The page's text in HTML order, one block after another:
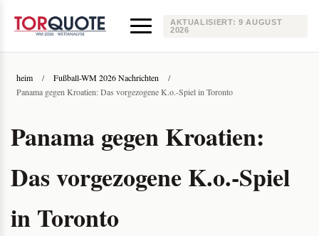
AKTUALISIERT:9 AUGUST
2026
heim / Fußball-WM 2026 Nachrichten
/
Panama gegen Kroatien: Das vorgezogene K.o.-Spiel in Toronto
Panama gegen Kroatien:
Das vorgezogene K.o.-Spiel
in Toronto